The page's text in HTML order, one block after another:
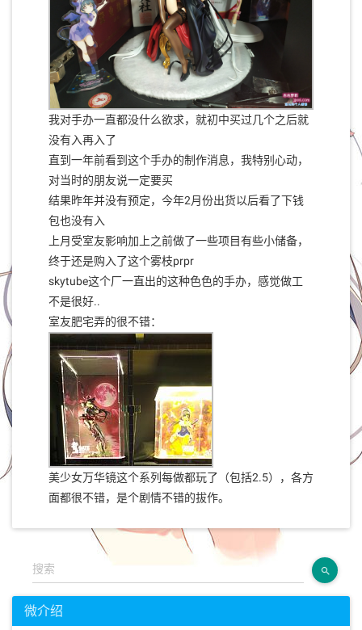
我对手办一直都没什么欲求，就初中买过几个之后就
没有入再入了
直到一年前看到这个手办的制作消息，我特别心动，
对当时的朋友说一定要买
结果昨年并没有预定，今年2月份出货以后看了下钱
包也没有入
上月受室友影响加上之前做了一些项目有些小储备，
终于还是购入了这个雾枝prpr
skytube这个厂一直出的这种色色的手办，感觉做工
不是很好..
室友肥宅弄的很不错：
美少女万华镜这个系列每做都玩了（包括2.5），各方
面都很不错，是个剧情不错的拔作。
搜索
微介绍